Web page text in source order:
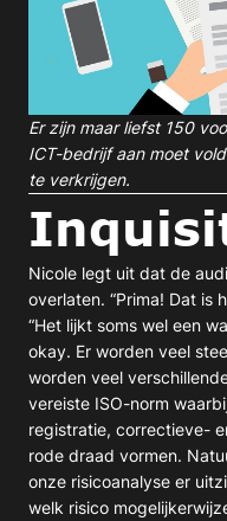
Er zijn maar liefst 150
ICT-bedrijf aan moet
te verkrijgen.
Nicole legt uit dat de
overlaten. “Prima! Dat is
“Het lijkt soms wel een
okay. Er worden veel
worden veel
vereiste ISO-norm
registratie, correctieve-
rode draad vormen.
onze risicoanalyse er
welk risico